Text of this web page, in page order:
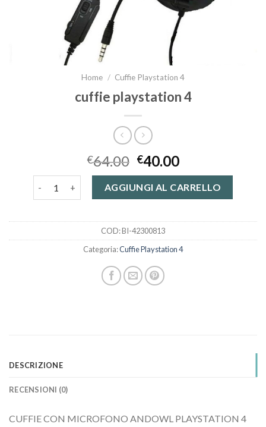
Home / Cuffie Playstation 4
cuffie playstation 4
€64.00 €40.00
cuffie playstation 4 quantitàAGGIUNGI AL CARRELLO
COD:BI-42300813
Categoria:Cuffie Playstation 4
DESCRIZIONE
RECENSIONI (0)
CUFFIE CON MICROFONO ANDOWL PLAYSTATION 4